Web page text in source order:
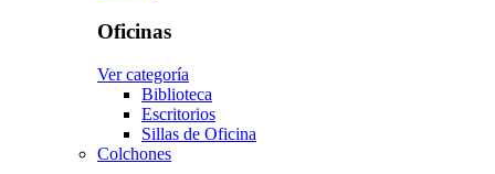
Oficinas
Ver categoría
Biblioteca
Escritorios
Sillas de Oficina
Colchones